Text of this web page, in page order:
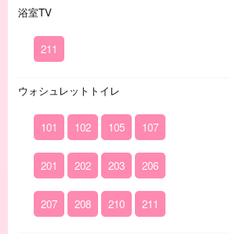
浴室TV
211
ウォシュレットトイレ
101 102 105 107
201 202 203 206
207 208 210 211